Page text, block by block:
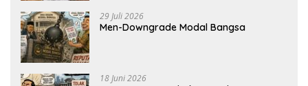
29 Juli 2026
Men-Downgrade Modal Bangsa
18 Juni 2026